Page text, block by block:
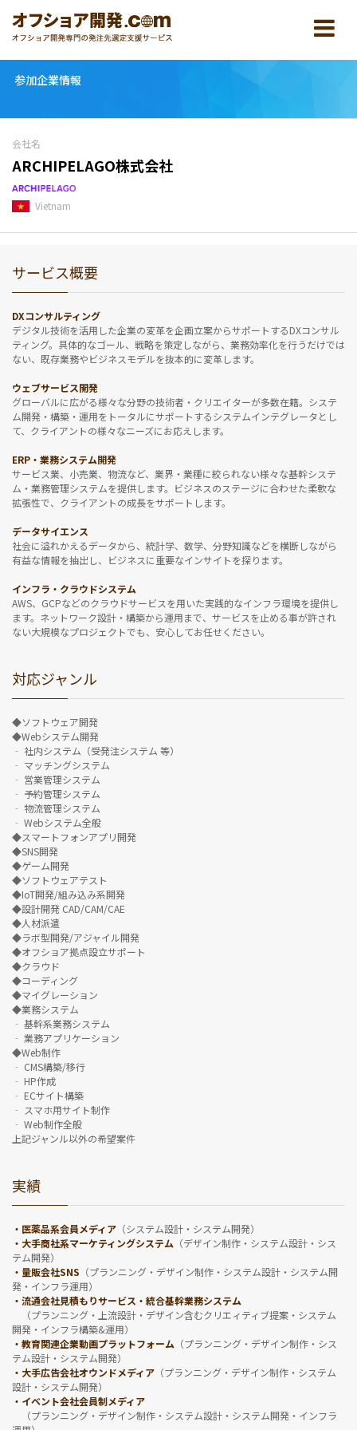
参加企業情報
会社名
ARCHIPELAGO株式会社
Vietnam
サービス概要
DXコンサルティング
デジタル技術を活用した企業の変革を企画立案からサポートするDXコンサル
ティング。具体的なゴール、戦略を策定しながら、業務効率化を行うだけでは
ない、既存業務やビジネスモデルを抜本的に変革します。
ウェブサービス開発
グローバルに広がる様々な分野の技術者・クリエイターが多数在籍。システ
ム開発・構築・運用をトータルにサポートするシステムインテグレータとし
て、クライアントの様々なニーズにお応えします。
ERP・業務システム開発
サービス業、小売業、物流など、業界・業種に絞られない様々な基幹システ
ム・業務管理システムを提供します。ビジネスのステージに合わせた柔軟な
拡張性で、クライアントの成長をサポートします。
データサイエンス
社会に溢れかえるデータから、統計学、数学、分野知識などを横断しながら
有益な情報を抽出し、ビジネスに重要なインサイトを探ります。
インフラ・クラウドシステム
AWS、GCPなどのクラウドサービスを用いた実践的なインフラ環境を提供し
ます。ネットワーク設計・構築から運用まで、サービスを止める事が許され
ない大規模なプロジェクトでも、安心してお任せください。
対応ジャンル
◆ソフトウェア開発
◆Webシステム開発
‐ 社内システム（受発注システム 等）
‐ マッチングシステム
‐ 営業管理システム
‐ 予約管理システム
‐ 物流管理システム
‐ Webシステム全般
◆スマートフォンアプリ開発
◆SNS開発
◆ゲーム開発
◆ソフトウェアテスト
◆IoT開発/組み込み系開発
◆設計開発 CAD/CAM/CAE
◆人材派遣
◆ラボ型開発/アジャイル開発
◆オフショア拠点設立サポート
◆クラウド
◆コーディング
◆マイグレーション
◆業務システム
‐ 基幹系業務システム
‐ 業務アプリケーション
◆Web制作
‐ CMS構築/移行
‐ HP作成
‐ ECサイト構築
‐ スマホ用サイト制作
‐ Web制作全般
上記ジャンル以外の希望案件
実績
・医薬品系会員メディア （システム設計・システム開発）
・大手商社系マーケティングシステム （デザイン制作・システム設計・シス
テム開発）
・量販会社SNS （プランニング・デザイン制作・システム設計・システム開
発・インフラ運用）
・流通会社見積もりサービス・統合基幹業務システム
（プランニング・上流設計・デザイン含むクリエィティブ提案・システム
開発・インフラ構築&運用）
・教育関連企業動画プラットフォーム （プランニング・デザイン制作・シス
テム設計・システム開発）
・大手広告会社オウンドメディア （プランニング・デザイン制作・システム
設計・システム開発）
・イベント会社会員制メディア
（プランニング・デザイン制作・システム設計・システム開発・インフラ